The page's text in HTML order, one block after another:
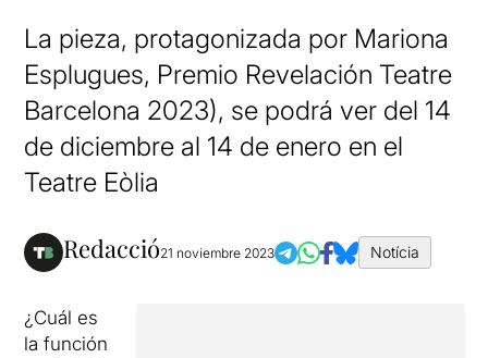
La pieza, protagonizada por Mariona
Esplugues, Premio Revelación Teatre
Barcelona 2023), se podrá ver del 14
de diciembre al 14 de enero en el
Teatre Eòlia
Redacció21 noviembre 2023 Notícia
¿Cuál es
la función